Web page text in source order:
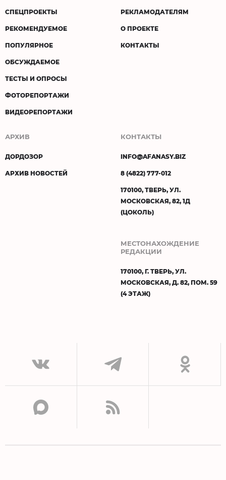
СПЕЦПРОЕКТЫ
РЕКОМЕНДУЕМОЕ
ПОПУЛЯРНОЕ
ОБСУЖДАЕМОЕ
ТЕСТЫ И ОПРОСЫ
ФОТОРЕПОРТАЖИ
ВИДЕОРЕПОРТАЖИ
РЕКЛАМОДАТЕЛЯМ
О ПРОЕКТЕ
КОНТАКТЫ
АРХИВ
ДОРДОЗОР
АРХИВ НОВОСТЕЙ
КОНТАКТЫ
INFO@AFANASY.BIZ
8 (4822) 777-012
170100, ТВЕРЬ, УЛ.
МОСКОВСКАЯ, 82, 1Д
(ЦОКОЛЬ)
МЕСТОНАХОЖДЕНИЕ
РЕДАКЦИИ
170100, Г. ТВЕРЬ, УЛ.
МОСКОВСКАЯ, Д. 82, ПОМ. 59
(4 ЭТАЖ)